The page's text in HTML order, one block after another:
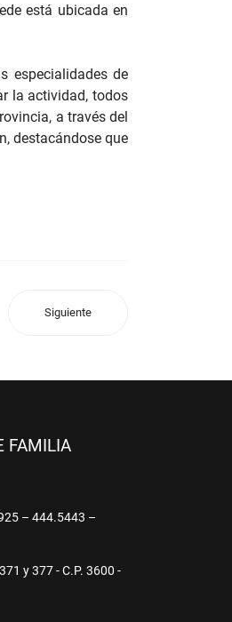
está ubicada en
especialidades de
la actividad, todos
a través del
destacándose que
Siguiente
FAMILIA
– 444.5443 –
y 377 - C.P. 3600 -